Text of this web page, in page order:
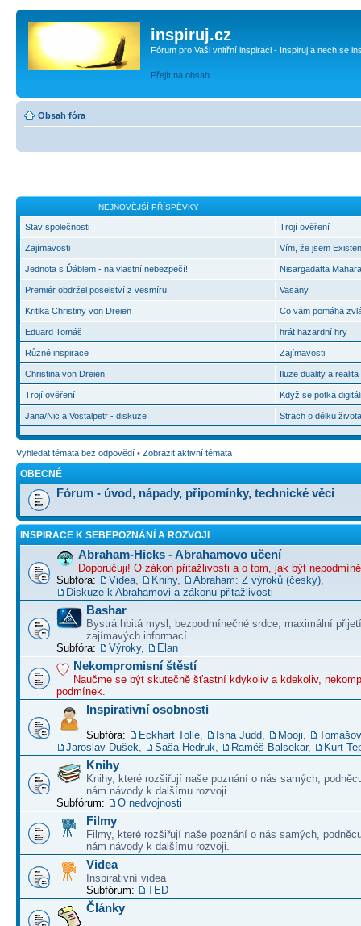
inspiruj.cz
Fórum pro Vaši vnitřní inspiraci - Inspiruj a nech se
Přejít na obsah
Obsah fóra
NEJNOVĚJŠÍ PŘÍSPĚVKY
Stav společnosti
Zajímavosti
Jednota s Ďáblem - na vlastní nebezpečí!
Premiér obdržel poselství z vesmíru
Kritika Christiny von Dreien
Eduard Tomáš
Různé inspirace
Christina von Dreien
Trojí ověření
Jana/Nic a Vostalpetr - diskuze
Trojí ověření
Vím, že jsem
Nisargadatta
Vasány
Co vám pomáhá
hrát hazardní hry
Zajímavosti
Iluze duality a
Když se potká
Strach o délku
Vyhledat témata bez odpovědí • Zobrazit aktivní témata
OBECNÉ
Fórum - úvod, nápady, připomínky, technické věci
INSPIRACE K SEBEPOZNÁNÍ A ROZVOJI
Abraham-Hicks - Abrahamovo učení
Doporučuji! O zákon přitažlivosti a o tom, jak být
Subfóra:
Videa Knihy, Abraham: Z výroků (česky)
Diskuze k Abrahamovi a zákonu přitažlivosti
Bashar
Bystrá hbitá mysl, bezpodmínečné srdce, maximální
zajímavých informací.
Subfóra:
Výroky, Elan
Nekompromisní štěstí
Naučme se být skutečně šťastní kdykoliv a kdekoliv,
podmínek.
Inspirativní osobnosti
Subfóra: Eckhart Tolle Isha Judd Mooji
Jaroslav Dušek
Saša Hedruk Raméš Balsekar, Kurt
Knihy
Knihy, které rozšiřují naše poznání o nás samých,
nám návody k dalšímu rozvoji.
Subfórum:
O nedvojnosti
Filmy
Filmy, které rozšiřují naše poznání o nás samých,
nám návody k dalšímu rozvoji.
Videa
Inspirativní videa
Subfórum:
TED
Články